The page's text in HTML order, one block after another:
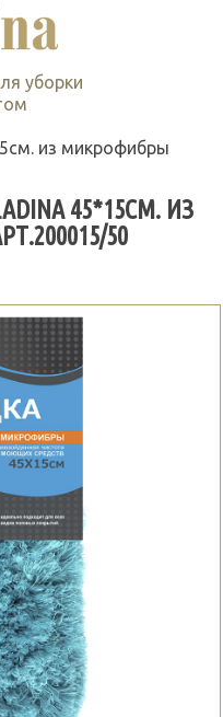
уборки
из микрофибры
45*15СМ. ИЗ
50